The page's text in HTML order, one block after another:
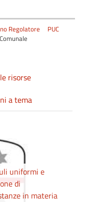
Regolatore
PUC
risorse
a tema
uniformi e
di
in materia